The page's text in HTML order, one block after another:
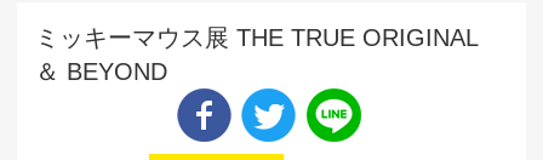
ミッキーマウス展 THE TRUE ORIGINAL
＆ BEYOND